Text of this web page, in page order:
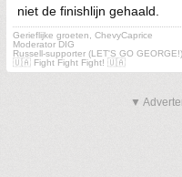
niet de finishlijn gehaald.
Gerieflijke groeten, ChevyCaprice
Moderator DIG
Russell-supporter (LET'S GO
🇺🇦 Fight Fight Fight! 🇺🇦
▼